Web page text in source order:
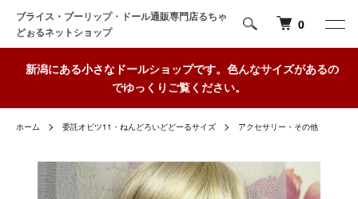
ブライス・プーリップ・ドール通販専門店るちゃ
どぉるネットショップ
0
新潟にある小さなドールショップです。色んなサイズがあるの
でゆっくりご覧ください。
ホーム 委託オビツ11・ねんどろいどどーるサイズ アクセサリー・その他